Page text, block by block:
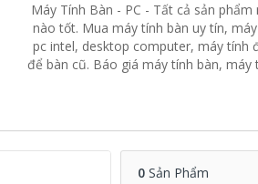
Máy Tính Bàn - PC - Tất cả sản
nào tốt. Mua máy tính bàn uy tín,
pc intel, desktop computer, máy tính
để bàn cũ. Báo giá máy tính bàn, máy
0Sản Phẩm